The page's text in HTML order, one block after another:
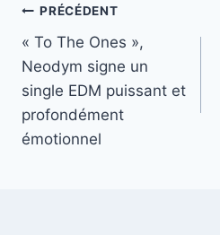
Navigation
de
l’article
PRÉCÉDENT
« To The Ones »,
Neodym signe un
single EDM puissant et
profondément
émotionnel